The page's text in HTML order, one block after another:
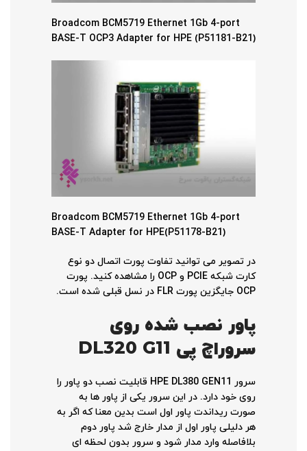
Broadcom BCM5719 Ethernet 1Gb 4-port
BASE-T OCP3 Adapter for HPE (P51181-B21)
Broadcom BCM5719 Ethernet 1Gb 4-port
BASE-T Adapter for HPE(P51178-B21)
در تصویر می توانید تفاوت پورت اتصال دو نوع
کارت شبکه PCIE و OCP را مشاهده کنید. پورت
OCP جایگزین پورت FLR در نسل قبلی شده است.
پاور نصب شده روی
سروراچ پی DL320 G11
سرور HPE DL380 GEN11 قابلیت نصب دو پاور را
روی خود دارد. در این سرور یکی از پاور ها به
صورت ریداندت پاور اول است بدین معنا که اگر به
هر دلیلی پاور اول از مدار خارج شد پاور دوم
بلافاصله وارد مدار شود و سرور بدون لحظه ای